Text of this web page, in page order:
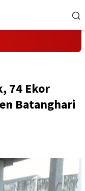
74 Ekor
Batanghari